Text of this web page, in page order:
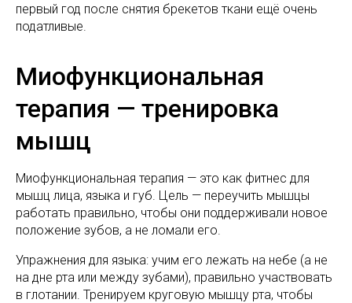
первый год после снятия брекетов ткани ещё очень
податливые.
Миофункциональная
терапия — тренировка
мышц
Миофункциональная терапия — это как фитнес для
мышц лица, языка и губ. Цель — переучить мышцы
работать правильно, чтобы они поддерживали новое
положение зубов, а не ломали его.
Упражнения для языка: учим его лежать на небе (а не
на дне рта или между зубами), правильно участвовать
в глотании. Тренируем круговую мышцу рта, чтобы